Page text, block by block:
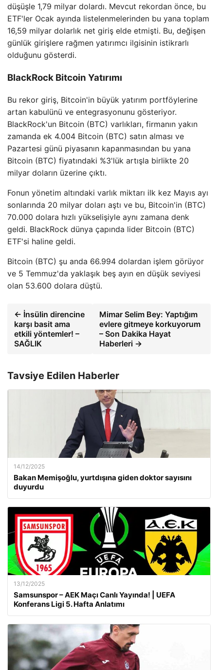
düşüşle 1,79 milyar dolardı. Mevcut rekordan önce, bu
ETF'ler Ocak ayında listelenmelerinden bu yana toplam
16,59 milyar dolarlık net giriş elde etmişti. Bu, değişen
günlük girişlere rağmen yatırımcı ilgisinin istikrarlı
olduğunu gösterdi.
BlackRock Bitcoin Yatırımı
Bu rekor giriş, Bitcoin'in büyük yatırım portföylerine
artan kabulünü ve entegrasyonunu gösteriyor.
BlackRock'un Bitcoin (BTC) varlıkları, firmanın yakın
zamanda ek 4.004 Bitcoin (BTC) satın alması ve
Pazartesi günü piyasanın kapanmasından bu yana
Bitcoin (BTC) fiyatındaki %3'lük artışla birlikte 20
milyar doların üzerine çıktı.
Fonun yönetim altındaki varlık miktarı ilk kez Mayıs ayı
sonlarında 20 milyar doları aştı ve bu, Bitcoin'in (BTC)
70.000 dolara hızlı yükselişiyle aynı zamana denk
geldi. BlackRock dünya çapında lider Bitcoin (BTC)
ETF'si haline geldi.
Bitcoin (BTC) şu anda 66.994 dolardan işlem görüyor
ve 5 Temmuz'da yaklaşık beş ayın en düşük seviyesi
olan 53.600 dolara düştü.
← İnsülin direncine
karşı basit ama
etkili yöntemler! –
SAĞLIK
Mimar Selim Bey: Yaptığım
evlere gitmeye korkuyorum
– Son Dakika Hayat
Haberleri →
Tavsiye Edilen Haberler
14/12/2025
Bakan Memişoğlu, yurtdışına giden doktor sayısını
duyurdu
13/12/2025
Samsunspor – AEK Maçı Canlı Yayında! | UEFA
Konferans Ligi 5. Hafta Anlatımı